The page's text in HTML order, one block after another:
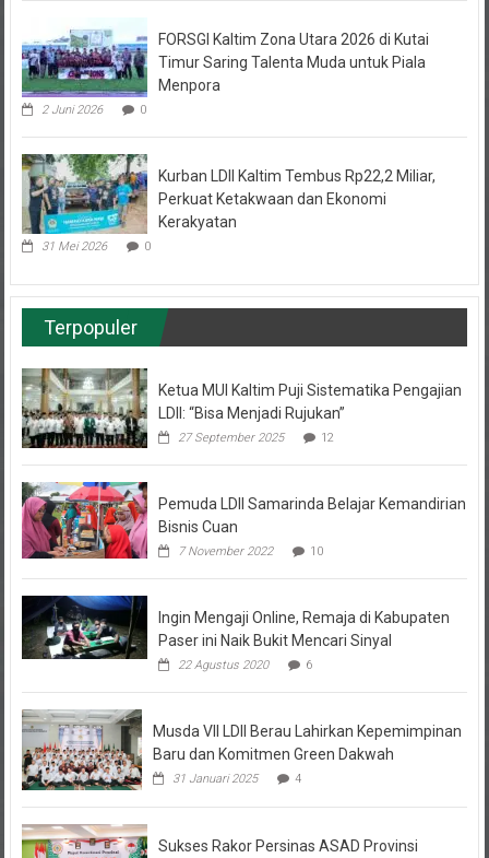
Timur Saring Talenta Muda untuk Piala
Menpora
2 Juni 2026 0
Perkuat Ketakwaan dan Ekonomi
Kerakyatan
31 Mei 2026 0
Terpopuler
LDII: “Bisa Menjadi Rujukan”
27 September 2025 12
Bisnis Cuan
7 November 2022
Paser ini Naik Bukit Mencari Sinyal
22 Agustus 2020 6
Baru dan Komitmen Green Dakwah
31 Januari 2025 4
Kalimantan Timur Siap Jalankan Semua